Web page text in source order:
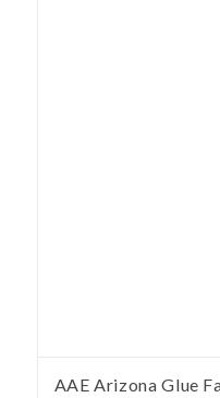
AAE Arizona Glue